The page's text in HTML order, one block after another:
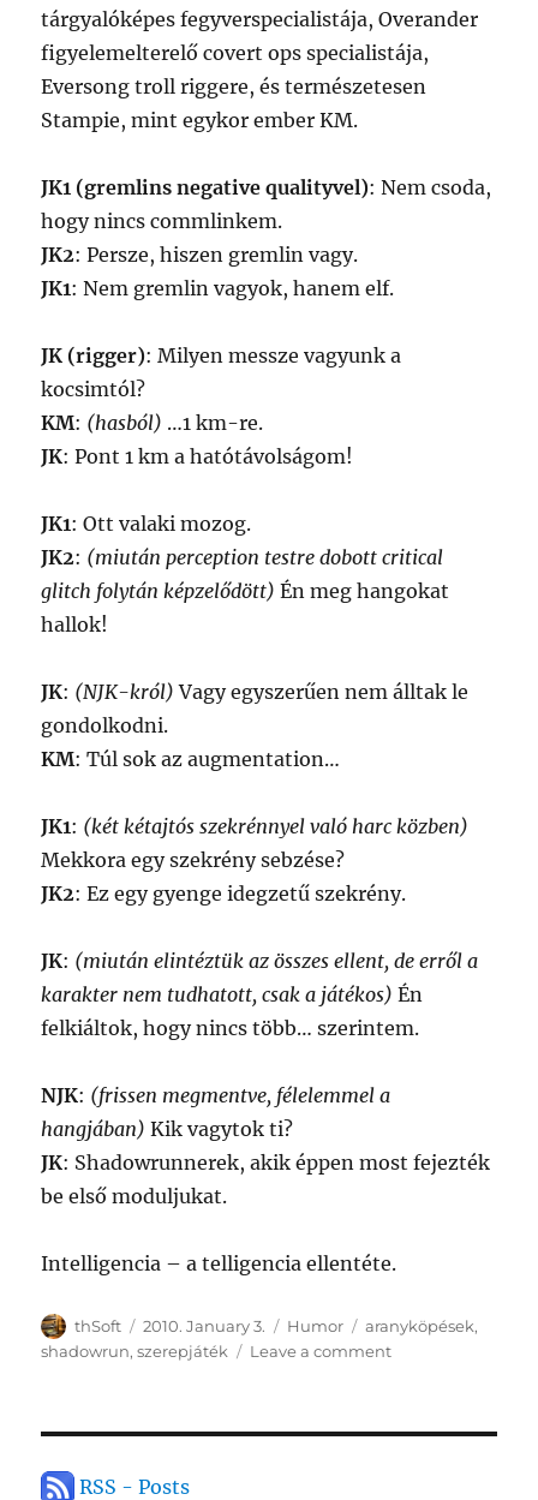
tárgyalóképes fegyverspecialistája, Overander
figyelemelterelő covert ops specialistája,
Eversong troll riggere, és természetesen
Stampie, mint egykor ember KM.
JK1 (gremlins negative qualityvel): Nem csoda,
hogy nincs commlinkem.
JK2: Persze, hiszen gremlin vagy.
JK1: Nem gremlin vagyok, hanem elf.
JK (rigger): Milyen messze vagyunk a
kocsimtól?
KM: (hasból) …1 km-re.
JK: Pont 1 km a hatótávolságom!
JK1: Ott valaki mozog.
JK2: (miután perception testre dobott critical
glitch folytán képzelődött) Én meg hangokat
hallok!
JK: (NJK-król) Vagy egyszerűen nem álltak le
gondolkodni.
KM: Túl sok az augmentation…
JK1: (két kétajtós szekrénnyel való harc közben)
Mekkora egy szekrény sebzése?
JK2: Ez egy gyenge idegzetű szekrény.
JK: (miután elintéztük az összes ellent, de erről a
karakter nem tudhatott, csak a játékos) Én
felkiáltok, hogy nincs több… szerintem.
NJK: (frissen megmentve, félelemmel a
hangjában) Kik vagytok ti?
JK: Shadowrunnerek, akik éppen most fejezték
be első moduljukat.
Intelligencia – a telligencia ellentéte.
Author
thSoft
Posted
on
2010. January 3. Categories
Humor Tags
aranyköpések,
shadowrun,szerepjáték Leave a commenton
RSS - Posts